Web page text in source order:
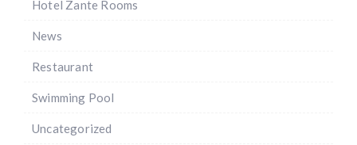
Hotel Zante Rooms
News
Restaurant
Swimming Pool
Uncategorized